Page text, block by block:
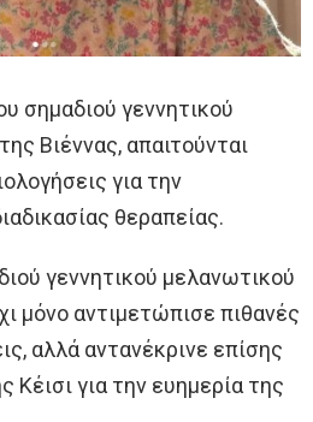
σημαδιού γεννητικού
Βιέννας, απαιτούνται
για την
θεραπείας.
γεννητικού μελανωτικού
μόνο αντιμετώπισε πιθανές
αλλά αντανέκρινε επίσης
Κέισι για την ευημερία της